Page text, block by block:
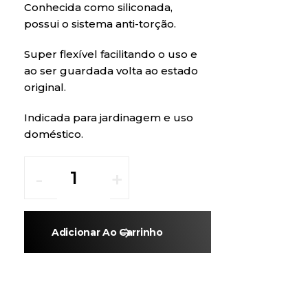
Conhecida como siliconada,
possui o sistema anti-torção.
Super flexível facilitando o uso e
ao ser guardada volta ao estado
original.
Indicada para jardinagem e uso
doméstico.
Adicionar Ao Carrinho